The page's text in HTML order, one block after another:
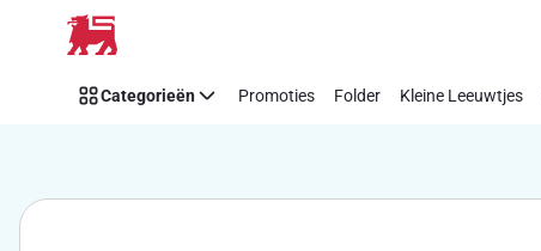
Overslaan
Makkelijk
Categorieën Promoties Folder Kleine Leeuwtjes